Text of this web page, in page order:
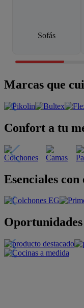
Sofás
Marcas que
Confort a tu
Esenciales con